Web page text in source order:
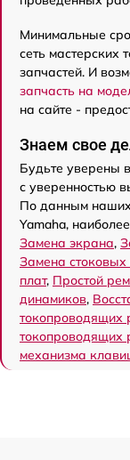
Минимальные
сеть мастерских
запчастей. И
запчасть на
на сайте -
Знаем свое
Будьте уверены
с уверенностью
По данным
Yamaha,
Замена экрана,
Замена стоковых
плат, Простой
динамиков,
токопроводящих
токопроводящих
механизма